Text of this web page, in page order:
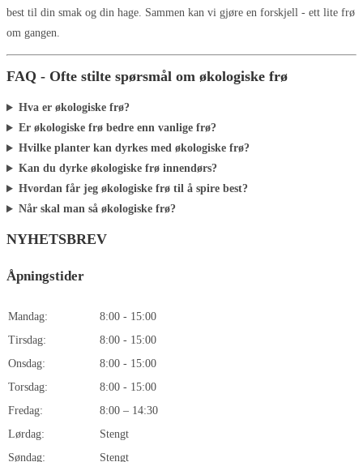
best til din smak og din hage. Sammen kan vi gjøre en forskjell - ett lite frø
om gangen.
FAQ - Ofte stilte spørsmål om økologiske frø
Hva er økologiske frø?
Er økologiske frø bedre enn vanlige frø?
Hvilke planter kan dyrkes med økologiske frø?
Kan du dyrke økologiske frø innendørs?
Hvordan får jeg økologiske frø til å spire best?
Når skal man så økologiske frø?
NYHETSBREV
Åpningstider
Mandag:
8:00 - 15:00
Tirsdag:
8:00 - 15:00
Onsdag:
8:00 - 15:00
Torsdag:
8:00 - 15:00
Fredag:
8:00 – 14:30
Lørdag:
Stengt
Søndag:
Stengt